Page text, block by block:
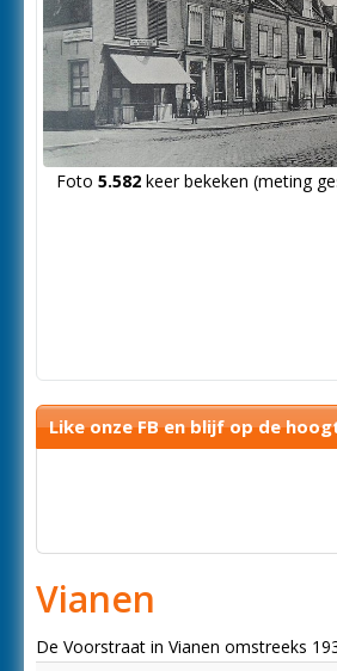
Foto 5.582keer bekeken (meting
Like onze FB en blijf op de
Vianen
De Voorstraat in Vianen omstreeks